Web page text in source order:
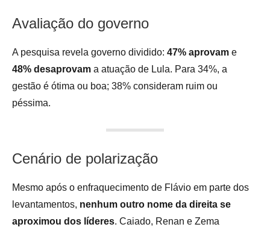
Avaliação do governo
A pesquisa revela governo dividido: 47% aprovam e
48% desaprovam a atuação de Lula. Para 34%, a
gestão é ótima ou boa; 38% consideram ruim ou
péssima.
Cenário de polarização
Mesmo após o enfraquecimento de Flávio em parte dos
levantamentos, nenhum outro nome da direita se
aproximou dos líderes. Caiado, Renan e Zema